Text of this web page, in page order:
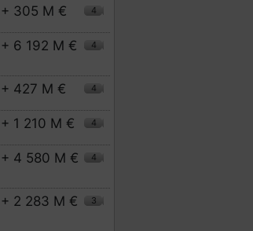
+ 305 M € 4
+ 6 192 M € 4
+ 427 M € 4
+ 1 210 M € 4
+ 4 580 M € 4
+ 2 283 M € 3